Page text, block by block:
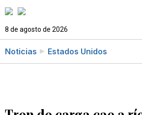
8 de agosto de 2026
Noticias Estados Unidos